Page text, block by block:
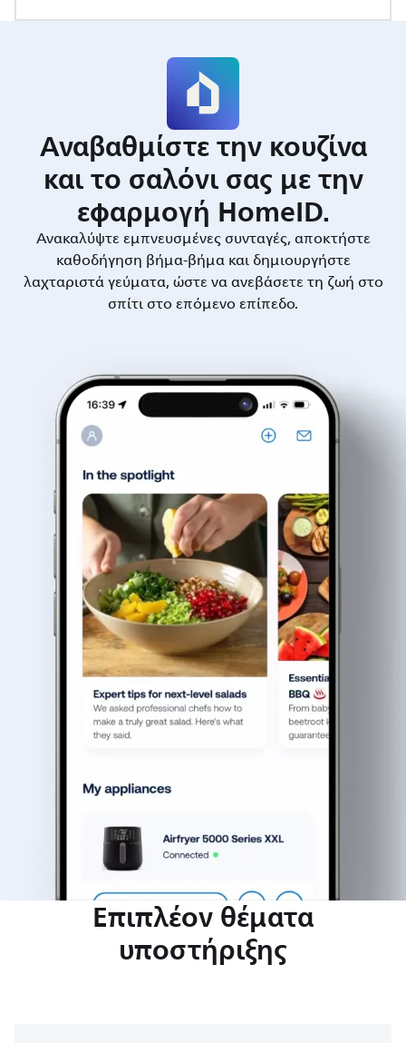
Αναβαθμίστε την κουζίνα
και το σαλόνι σας με την
εφαρμογή HomeID.
Ανακαλύψτε εμπνευσμένες συνταγές, αποκτήστε
καθοδήγηση βήμα-βήμα και δημιουργήστε
λαχταριστά γεύματα, ώστε να ανεβάσετε τη ζωή στο
σπίτι στο επόμενο επίπεδο.
Επιπλέον θέματα
υποστήριξης